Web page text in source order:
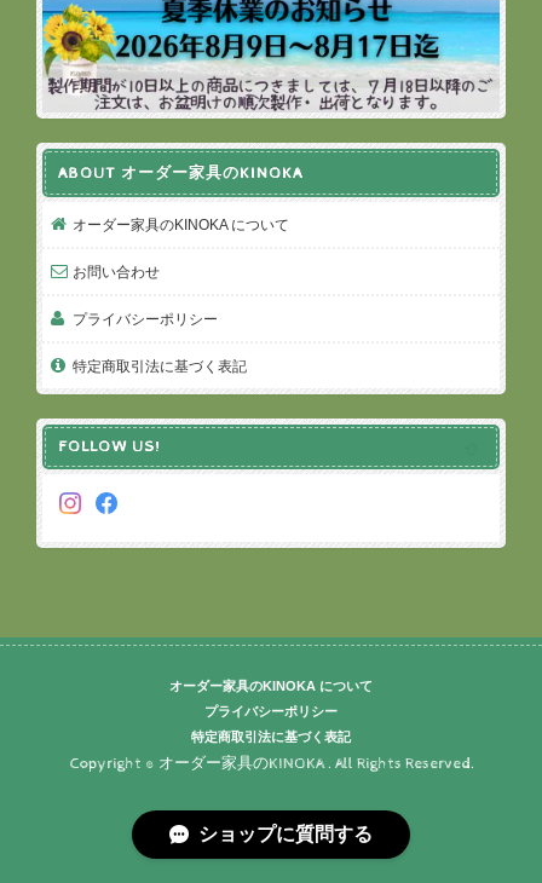
ABOUT オーダー家具のKINOKA
オーダー家具のKINOKA について
お問い合わせ
プライバシーポリシー
特定商取引法に基づく表記
FOLLOW US!
オーダー家具のKINOKA について
プライバシーポリシー
特定商取引法に基づく表記
Copyright © オーダー家具のKINOKA . All Rights Reserved.
ショップに質問する